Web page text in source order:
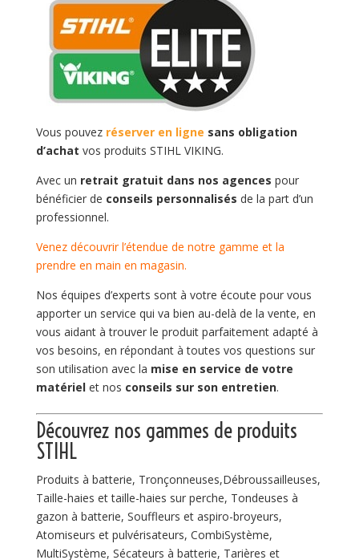
Vous pouvez réserver en ligne sans obligation
d’achat vos produits STIHL VIKING.
Avec un retrait gratuit dans nos agences pour
bénéficier de conseils personnalisés de la part d’un
professionnel.
Venez découvrir l’étendue de notre gamme et la
prendre en main en magasin.
Nos équipes d’experts sont à votre écoute pour vous
apporter un service qui va bien au-delà de la vente, en
vous aidant à trouver le produit parfaitement adapté à
vos besoins, en répondant à toutes vos questions sur
son utilisation avec la mise en service de votre
matérielet nos conseils sur son entretien.
Découvrez nos gammes de produits
STIHL
Produits à batterie, Tronçonneuses,Débroussailleuses,
Taille-haies et taille-haies sur perche, Tondeuses à
gazon à batterie, Souffleurs et aspiro-broyeurs,
Atomiseurs et pulvérisateurs, CombiSystème,
MultiSystème, Sécateurs à batterie, Tarières et